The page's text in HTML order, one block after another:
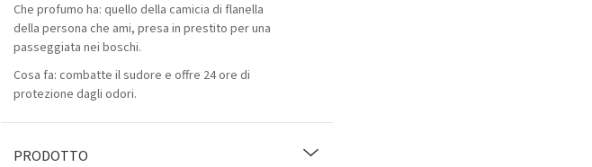
Che profumo ha: quello della camicia di flanella
della persona che ami, presa in prestito per una
passeggiata nei boschi.
Cosa fa: combatte il sudore e offre 24 ore di
protezione dagli odori.
PRODOTTO